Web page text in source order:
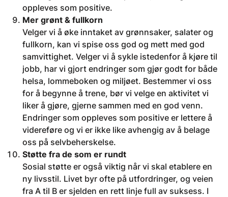
oppleves som positive.
Mer grønt & fullkorn
Velger vi å øke inntaket av grønnsaker, salater og
fullkorn, kan vi spise oss god og mett med god
samvittighet. Velger vi å sykle istedenfor å kjøre til
jobb, har vi gjort endringer som gjør godt for både
helsa, lommeboken og miljøet. Bestemmer vi oss
for å begynne å trene, bør vi velge en aktivitet vi
liker å gjøre, gjerne sammen med en god venn.
Endringer som oppleves som positive er lettere å
videreføre og vi er ikke like avhengig av å belage
oss på selvbeherskelse.
Støtte fra de som er rundt
Sosial støtte er også viktig når vi skal etablere en
ny livsstil. Livet byr ofte på utfordringer, og veien
fra A til B er sjelden en rett linje full av suksess. I